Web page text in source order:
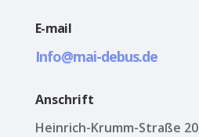
E-mail
Info@mai-debus.de
Anschrift
Heinrich-Krumm-Straße 20